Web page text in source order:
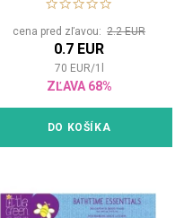
cena pred zľavou: 2.2 EUR
0.7 EUR
70 EUR/1
ZĽAVA 68%
DO KOŠÍKA